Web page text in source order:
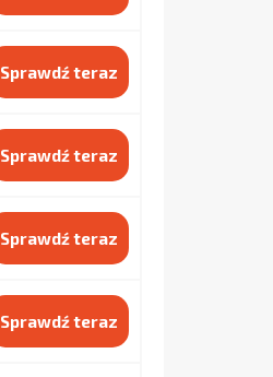
Sprawdź teraz
Sprawdź teraz
Sprawdź teraz
Sprawdź teraz